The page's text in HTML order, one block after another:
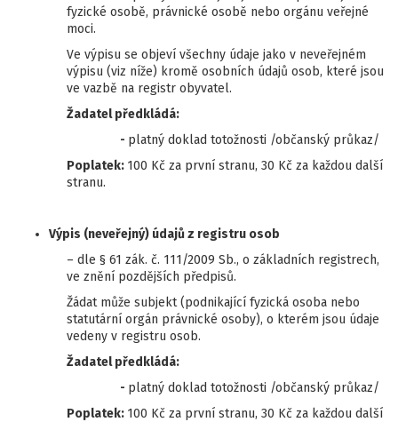
fyzické osobě, právnické osobě nebo orgánu veřejné
moci.
Ve výpisu se objeví všechny údaje jako v neveřejném
výpisu (viz níže) kromě osobních údajů osob, které jsou
ve vazbě na registr obyvatel.
Žadatel předkládá:
- platný doklad totožnosti /občanský průkaz/
Poplatek: 100 Kč za první stranu, 30 Kč za každou další
stranu.
Výpis (neveřejný) údajů z registru osob
– dle § 61 zák. č. 111/2009 Sb., o základních registrech,
ve znění pozdějších předpisů.
Žádat může subjekt (podnikající fyzická osoba nebo
statutární orgán právnické osoby), o kterém jsou údaje
vedeny v registru osob.
Žadatel předkládá:
- platný doklad totožnosti /občanský průkaz/
Poplatek: 100 Kč za první stranu, 30 Kč za každou další